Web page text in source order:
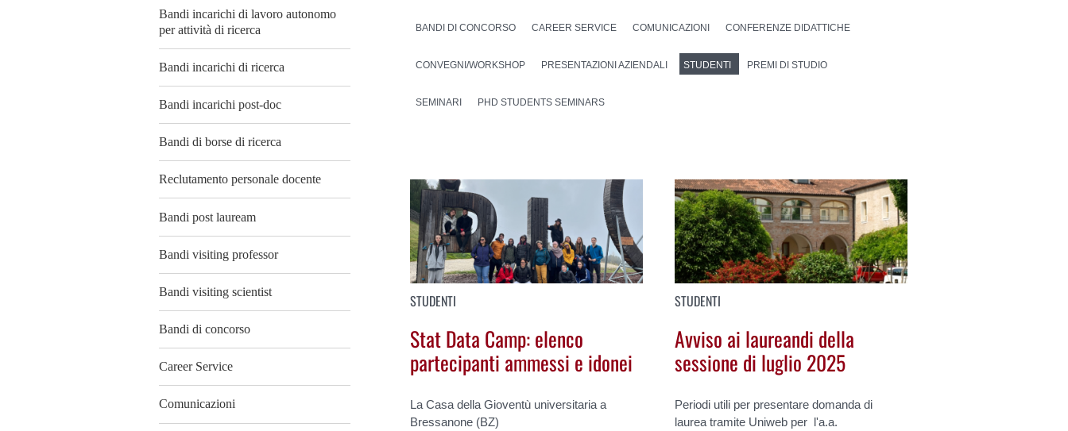
Bandi incarichi di lavoro autonomo
per attività di ricerca
Bandi incarichi di ricerca
Bandi incarichi post-doc
Bandi di borse di ricerca
Reclutamento personale docente
Bandi post lauream
Bandi visiting professor
Bandi visiting scientist
Bandi di concorso
Career Service
Comunicazioni
BANDI DI CONCORSO CAREER SERVICE COMUNICAZIONI CONFERENZE DIDATTICHE
CONVEGNI/WORKSHOP PRESENTAZIONI AZIENDALI STUDENTI PREMI DI STUDIO
SEMINARI PHD STUDENTS SEMINARS
STUDENTI
Stat Data Camp: elenco
partecipanti ammessi e idonei
La Casa della Gioventù universitaria a
Bressanone (BZ)
STUDENTI
Avviso ai laureandi della
sessione di luglio 2025
Periodi utili per presentare domanda di
laurea tramite Uniweb per l'a.a.